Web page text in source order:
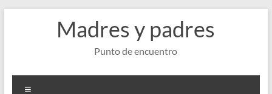
Madres y padres
Punto de encuentro